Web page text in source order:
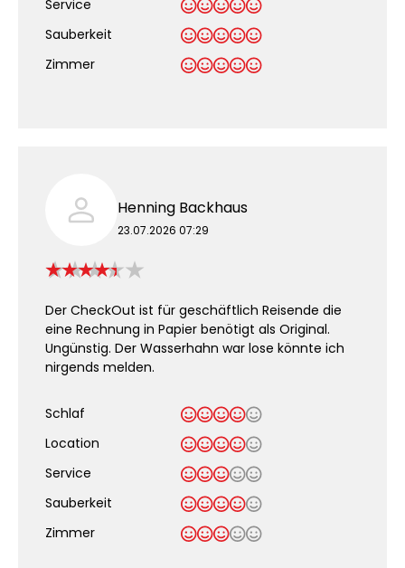
Service
Sauberkeit
Zimmer
Henning Backhaus
23.07.2026 07:29
Der CheckOut ist für geschäftlich Reisende die
eine Rechnung in Papier benötigt als Original.
Ungünstig. Der Wasserhahn war lose könnte ich
nirgends melden.
Schlaf
Location
Service
Sauberkeit
Zimmer